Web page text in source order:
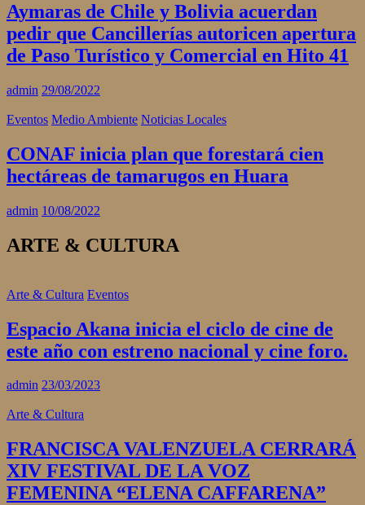
Aymaras de Chile y Bolivia acuerdan
pedir que Cancillerías autoricen apertura
de Paso Turístico y Comercial en Hito 41
admin 29/08/2022
Eventos Medio Ambiente Noticias Locales
CONAF inicia plan que forestará cien
hectáreas de tamarugos en Huara
admin 10/08/2022
ARTE & CULTURA
Arte & Cultura Eventos
Espacio Akana inicia el ciclo de cine de
este año con estreno nacional y cine foro.
admin 23/03/2023
Arte & Cultura
FRANCISCA VALENZUELA CERRARÁ
XIV FESTIVAL DE LA VOZ
FEMENINA “ELENA CAFFARENA”